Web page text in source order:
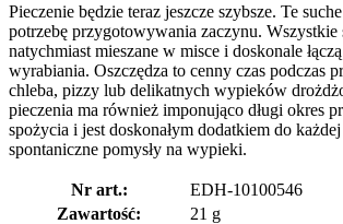
Pieczenie będzie teraz jeszcze szybsze. Te
potrzebę przygotowywania zaczynu. Wszystkie
natychmiast mieszane w misce i doskonale
wyrabiania. Oszczędza to cenny czas podczas
chleba, pizzy lub delikatnych wypieków
pieczenia ma również imponująco długi okres
spożycia i jest doskonałym dodatkiem do
spontaniczne pomysły na wypieki.
Nr art.:
EDH-10100546
Zawartość:
21 g